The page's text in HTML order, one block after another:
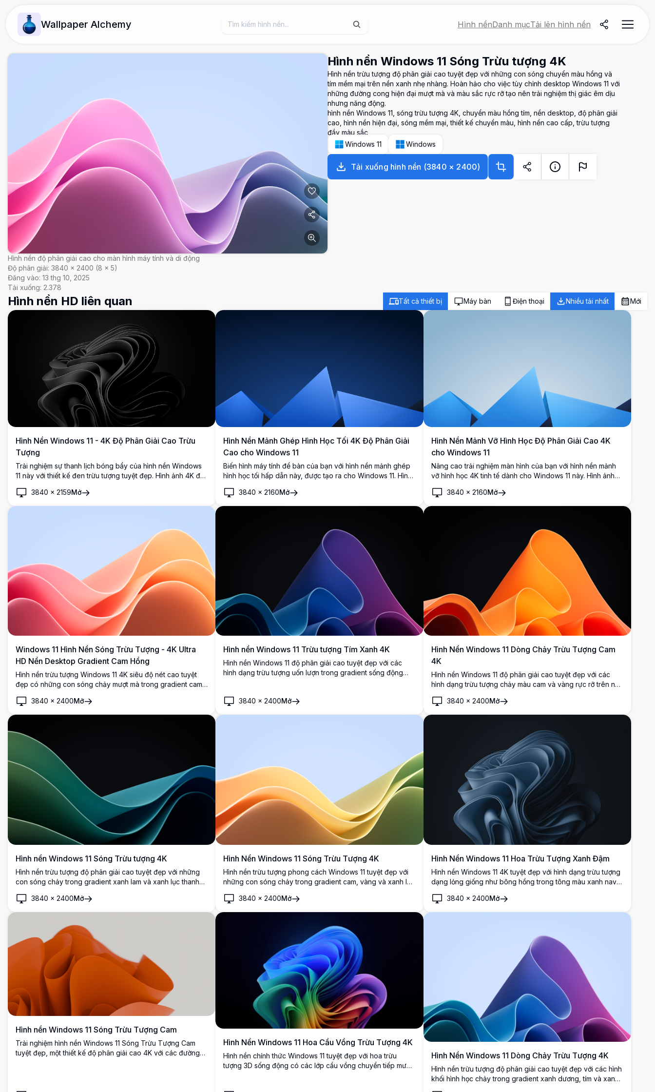
Wallpaper Alchemy Hình nềnDanh mụcTải lên hình nền
Hình nền độ phân giải cao cho màn hình máy tính và di động
Độ phân giải: 3840 × 2400 (8 × 5)
Đăng vào: 13 thg 10, 2025
Tải xuống: 2.378
Hình nền Windows 11 Sóng Trừu tượng 4K
Hình nền trừu tượng độ phân giải cao tuyệt đẹp với những con sóng chuyển màu hồng và
tím mềm mại trên nền xanh nhẹ nhàng. Hoàn hảo cho việc tùy chỉnh desktop Windows 11 với
những đường cong hiện đại mượt mà và màu sắc rực rỡ tạo nên trải nghiệm thị giác êm dịu
nhưng năng động.
hình nền Windows 11, sóng trừu tượng 4K, chuyển màu hồng tím, nền desktop, độ phân giải
cao, hình nền hiện đại, sóng mềm mại, thiết kế chuyển màu, hình nền cao cấp, trừu tượng
đầy màu sắc
Windows 11
Windows
Tải xuống hình nền (3840 × 2400)
Hình nền HD liên quan Tất cả thiết bị Máy bàn Điện thoại Nhiều tải nhất Mới
Hình Nền Windows 11 - 4K Độ Phân Giải Cao Trừu
Tượng
Trải nghiệm sự thanh lịch bóng bẩy của hình nền Windows
11 này với thiết kế đen trừu tượng tuyệt đẹp. Hình ảnh 4K độ
tính để bàn của bạn, hoàn hảo để nâng cao không gian làm
việc kỹ thuật số của bạn với độ sâu và phong cách.
3840 × 2159Mở
Hình Nền Mảnh Ghép Hình Học Tối 4K Độ Phân Giải
Cao cho Windows 11
Biến hình máy tính để bàn của bạn với hình nền mảnh ghép
hình học tối hấp dẫn này, được tạo ra cho Windows 11. Hình
nổi bật trên nền chuyển sắc xanh đậm. Hình nền 4K này
thêm một touch thanh lịch và đương đại vào màn hình của
3840 ×2160Mở
Hình Nền Mảnh Vỡ Hình Học Độ Phân Giải Cao 4K
cho Windows 11
Nâng cao trải nghiệm màn hình của bạn với hình nền mảnh
vỡ hình học 4K tinh tế dành cho Windows 11 này. Hình ảnh
được sắp xếp theo phong cách hiện đại, tối giản trên nền
chuyển màu nhẹ, mang lại cảm giác hiện đại cho màn hình
3840 × 2160Mở
Windows 11 Hình Nền Sóng Trừu Tượng - 4K Ultra
HD Nền Desktop Gradient Cam Hồng
Hình nền trừu tượng Windows 11 4K siêu độ nét cao tuyệt
đẹp có những con sóng chảy mượt mà trong gradient cam
hiện đại hoàn hảo cho màn hình rộng và hiển thị đương đại.
3840 × 2400Mở
Hình nền Windows 11 Trừu tượng Tím Xanh 4K
Hình nền Windows 11 độ phân giải cao tuyệt đẹp với các
hình dạng trừu tượng uốn lượn trong gradient sống động
hấp dẫn thị giác cao cấp.
3840 ×2400Mở
Hình Nền Windows 11 Dòng Chảy Trừu Tượng Cam
4K
Hình nền Windows 11 độ phân giải cao tuyệt đẹp với các
hình dạng trừu tượng chảy màu cam và vàng rực rỡ trên nền
mà và gradient tạo ra trải nghiệm desktop thanh lịch hoàn
hảo cho các thiết lập đương đại.
3840 × 2400Mở
Hình nền Windows 11 Sóng Trừu tượng 4K
Hình nền trừu tượng độ phân giải cao tuyệt đẹp với những
con sóng chảy trong gradient xanh lam và xanh lục thanh
những đường cong mượt mà, năng động tạo chiều sâu thị
giác và sức hấp dẫn đương đại.
3840 × 2400Mở
Hình Nền Windows 11 Sóng Trừu Tượng 4K
Hình nền trừu tượng phong cách Windows 11 tuyệt đẹp với
những con sóng chảy trong gradient cam, vàng và xanh lá
desktop độ phân giải cao hoàn hảo với các yếu tố thiết kế
hiện đại, mượt mà, nắm bắt tinh túy của thẩm mỹ kỹ thuật số
3840 ×2400Mở
Hình Nền Windows 11 Hoa Trừu Tượng Xanh Đậm
Hình nền Windows 11 4K tuyệt đẹp với hình dạng trừu tượng
dạng lỏng giống như bông hồng trong tông màu xanh navy
trên nền tối, tạo ra hiệu ứng điêu khắc 3D thanh lịch.
3840 × 2400Mở
Hình nền Windows 11 Sóng Trừu Tượng Cam
Trải nghiệm hình nền Windows 11 Sóng Trừu Tượng Cam
tuyệt đẹp, một thiết kế độ phân giải cao 4K với các đường
Hình Nền Windows 11 Hoa Cầu Vồng Trừu Tượng 4K
Hình nền chính thức Windows 11 tuyệt đẹp với hoa trừu
tượng 3D sống động có các lớp cầu vồng chuyển tiếp mượt
Hình Nền Windows 11 Dòng Chảy Trừu Tượng 4K
Hình nền trừu tượng độ phân giải cao tuyệt đẹp với các hình
khối hình học chảy trong gradient xanh dương, tím và xanh